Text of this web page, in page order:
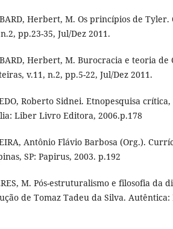
Herbert, M. Os princípios de
pp.23-35, Jul/Dez 2011.
Herbert, M. Burocracia e teoria
v.11, n.2, pp.5-22, Jul/Dez 2011.
Roberto Sidnei. Etnopesquisa
Liber Livro Editora, 2006.p.178
Antônio Flávio Barbosa (Org.).
SP: Papirus, 2003. p.192
M. Pós-estruturalismo e filosofia da
de Tomaz Tadeu da Silva.